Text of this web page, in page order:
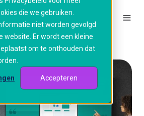
die we gebruiken.
niet worden gevolgd
website. Er wordt een kleine
om te onthouden dat
Accepteren